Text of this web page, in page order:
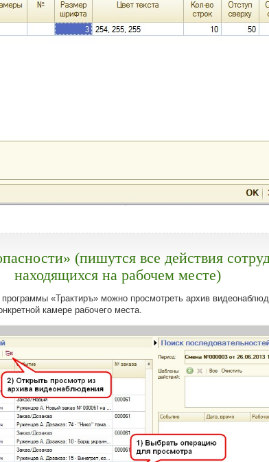
(пишутся все действия
находящихся на рабочем месте)
«Трактиръ» можно просмотреть архив
камере рабочего места.